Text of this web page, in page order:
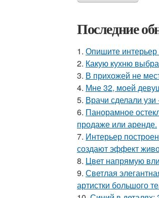
Последние
1. Опишите интерьер
2. Какую кухню
3. В прихожей не
4. Мне 32, моей
5. Врачи сделали
6. Панорамное
продаже или аренде.
7. Интерьер
создают эффект
8. Цвет напрямую
9. Светлая
артистки большого